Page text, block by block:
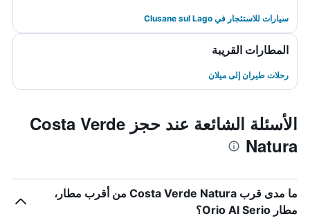
سيارات للاستئجار في Clusane sul Lago
المطارات القريبة
رحلات طيران إلى ميلان
الأسئلة الشائعة عند حجز Costa Verde
Natura
ما مدى قرب Costa Verde Natura من أقرب مطار،
مطار Orio Al Serio؟